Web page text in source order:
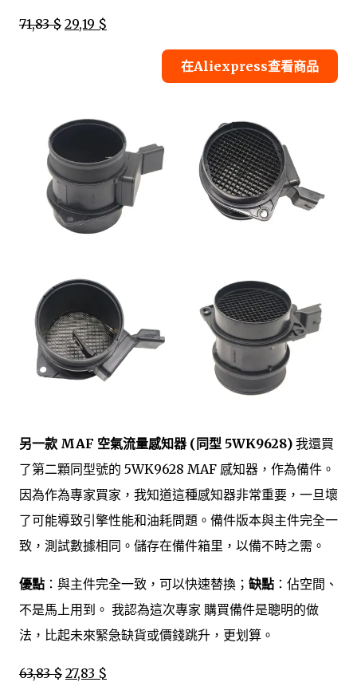
71,83 $ 29,19 $
在Aliexpress查看商品
另一款 MAF 空氣流量感知器 (同型 5WK9628) 我還買
了第二顆同型號的 5WK9628 MAF 感知器，作為備件。
因為作為專家買家，我知道這種感知器非常重要，一旦壞
了可能導致引擎性能和油耗問題。備件版本與主件完全一
致，測試數據相同。儲存在備件箱里，以備不時之需。
優點 ：與主件完全一致，可以快速替換； 缺點 ：佔空間、
不是馬上用到。 我認為這次專家 購買備件是聰明的做
法，比起未來緊急缺貨或價錢跳升，更划算。
63,83 $ 27,83 $